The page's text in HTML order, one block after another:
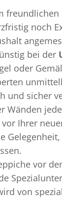
noch
bei der
oder
und sicher
Wänden
Ihrer
vor
von